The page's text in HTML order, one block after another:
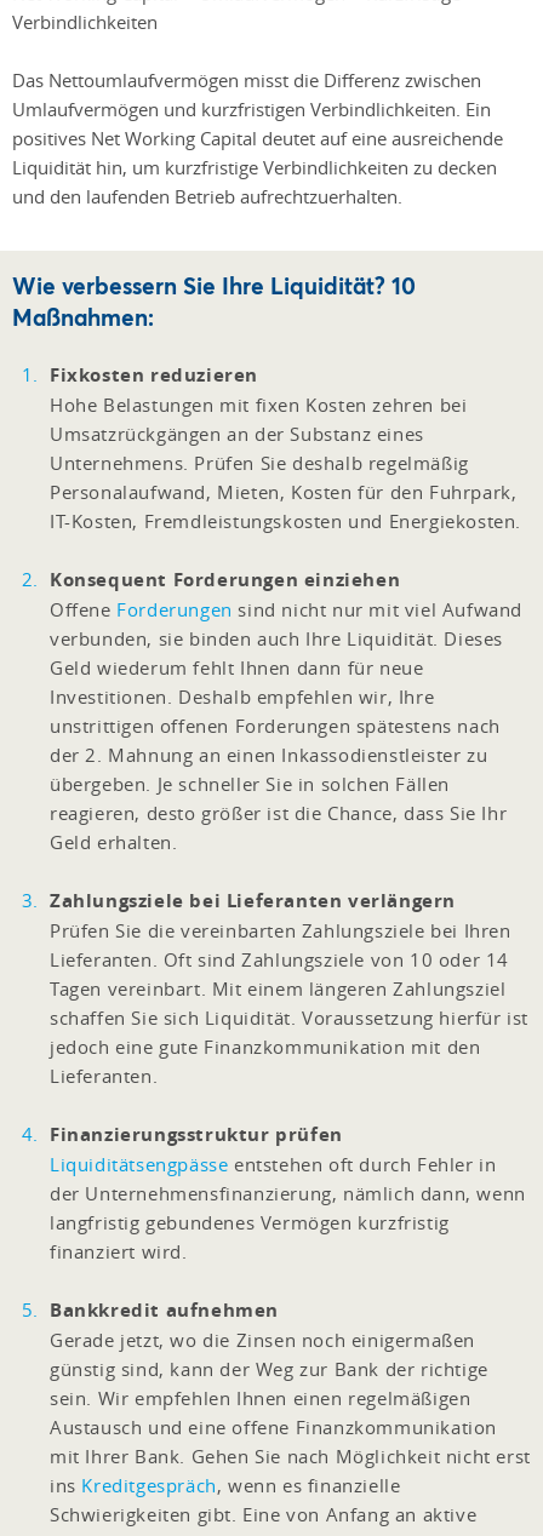
Verbindlichkeiten
Das Nettoumlaufvermögen misst die Differenz zwischen
Umlaufvermögen und kurzfristigen Verbindlichkeiten. Ein
positives Net Working Capital deutet auf eine ausreichende
Liquidität hin, um kurzfristige Verbindlichkeiten zu decken
und den laufenden Betrieb aufrechtzuerhalten.
Wie verbessern Sie Ihre Liquidität? 10
Maßnahmen:
Fixkosten reduzieren
Hohe Belastungen mit fixen Kosten zehren bei
Umsatzrückgängen an der Substanz eines
Unternehmens. Prüfen Sie deshalb regelmäßig
Personalaufwand, Mieten, Kosten für den Fuhrpark,
IT-Kosten, Fremdleistungskosten und Energiekosten.
Konsequent Forderungen einziehen
Offene Forderungen sind nicht nur mit viel Aufwand
verbunden, sie binden auch Ihre Liquidität. Dieses
Geld wiederum fehlt Ihnen dann für neue
Investitionen. Deshalb empfehlen wir, Ihre
unstrittigen offenen Forderungen spätestens nach
der 2. Mahnung an einen Inkassodienstleister zu
übergeben. Je schneller Sie in solchen Fällen
reagieren, desto größer ist die Chance, dass Sie Ihr
Geld erhalten.
Zahlungsziele bei Lieferanten verlängern
Prüfen Sie die vereinbarten Zahlungsziele bei Ihren
Lieferanten. Oft sind Zahlungsziele von 10 oder 14
Tagen vereinbart. Mit einem längeren Zahlungsziel
schaffen Sie sich Liquidität. Voraussetzung hierfür ist
jedoch eine gute Finanzkommunikation mit den
Lieferanten.
Finanzierungsstruktur prüfen
Liquiditätsengpässe entstehen oft durch Fehler in
der Unternehmensfinanzierung, nämlich dann, wenn
langfristig gebundenes Vermögen kurzfristig
finanziert wird.
Bankkredit aufnehmen
Gerade jetzt, wo die Zinsen noch einigermaßen
günstig sind, kann der Weg zur Bank der richtige
sein. Wir empfehlen Ihnen einen regelmäßigen
Austausch und eine offene Finanzkommunikation
mit Ihrer Bank. Gehen Sie nach Möglichkeit nicht erst
ins Kreditgespräch, wenn es finanzielle
Schwierigkeiten gibt. Eine von Anfang an aktive